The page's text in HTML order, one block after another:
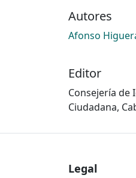
Autores
Afonso
Editor
Consejería de
Ciudadana,
Legal